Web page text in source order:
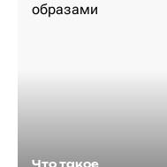
Что такое